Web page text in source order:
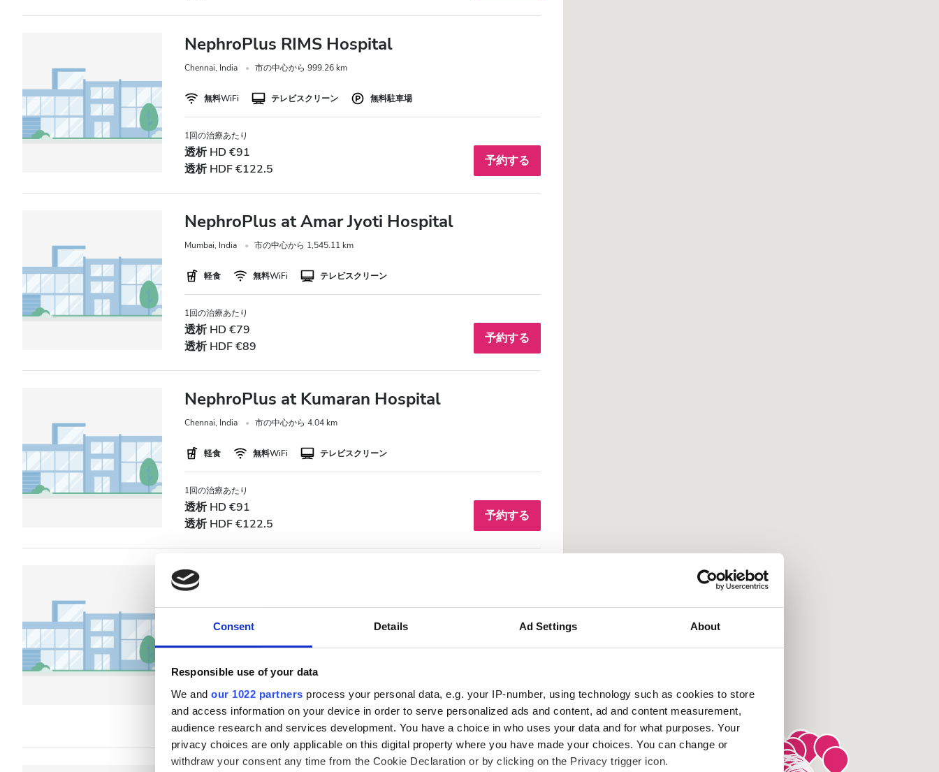
Consent Details Ad Settings About
Responsible use of your data
We and our 1022 partners process your personal data, e.g. your IP-number, using technology such as cookies to store
and access information on your device in order to serve personalized ads and content, ad and content measurement,
audience research and services development. You have a choice in who uses your data and for what purposes. Your
privacy choices are only applicable on this digital property where you have made your choices. You can change or
withdraw your consent any time from the Cookie Declaration or by clicking on the Privacy trigger icon.
シフト
夜
とても良い
優秀
NephroPlus RIMS Hospital
Chennai, India 市の中心から 999.26 km
無料WiFi テレビスクリーン 無料駐車場
1回の治療あたり
透析 HD €91
透析 HDF €122.5
予約する
NephroPlus at Amar Jyoti Hospital
Mumbai, India 市の中心から 1,545.11 km
軽食 無料WiFi テレビスクリーン
1回の治療あたり
透析 HD €79
透析 HDF €89
予約する
NephroPlus at Kumaran Hospital
Chennai, India 市の中心から 4.04 km
軽食 無料WiFi テレビスクリーン
1回の治療あたり
透析 HD €91
透析 HDF €122.5
予約する
NephroPlus at Max Super Speciality Hospital
(Delhi)
Delhi, India 市の中心から 5.35 km
1回の治療あたり
透析 HD €100
透析 HDF €135
予約する